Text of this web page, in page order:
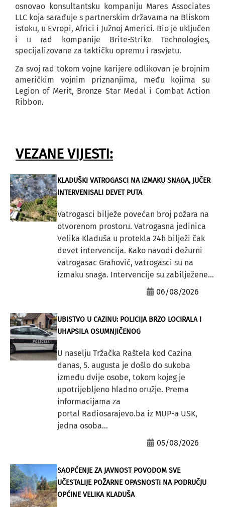
osnovao konsultantsku kompaniju Mares Associates
LLC koja sarađuje s partnerskim državama na Bliskom
istoku, u Evropi, Africi i Južnoj Americi. Bio je uključen
i u rad kompanije Brite-Strike Technologies,
specijalizovane za taktičku opremu i rasvjetu.
Za svoj rad tokom vojne karijere odlikovan je brojnim
američkim vojnim priznanjima, među kojima su
Legion of Merit, Bronze Star Medal i Combat Action
Ribbon.
VEZANE VIJESTI:
KLADUŠKI VATROGASCI NA IZMAKU SNAGA, JUČER
INTERVENISALI DEVET PUTA
Vatrogasci bilježe povećan broj požara na
otvorenom prostoru. Vatrogasna jedinica
Velika Kladuša u protekla 24h bilježi čak
devet intervencija. Kako navodi dežurni
vatrogasac Grahović, vatrogasci su na
izmaku snaga. Intervencije su zabilježene...
06/08/2026
UBISTVO U CAZINU: POLICIJA BRZO LOCIRALA I
UHAPSILA OSUMNJIČENOG
U naselju Tržačka Raštela kod Cazina
danas, 5. augusta je došlo do sukoba
između dvije osobe, tokom kojeg je
upotrijebljeno hladno oružje. Prema
informacijama za
portal Radiosarajevo.ba iz MUP-a USK,
jedna osoba...
05/08/2026
SAOPĆENJE ZA JAVNOST POVODOM SVE
UČESTALIJE POŽARNE OPASNOSTI NA PODRUČJU
OPĆINE VELIKA KLADUŠA